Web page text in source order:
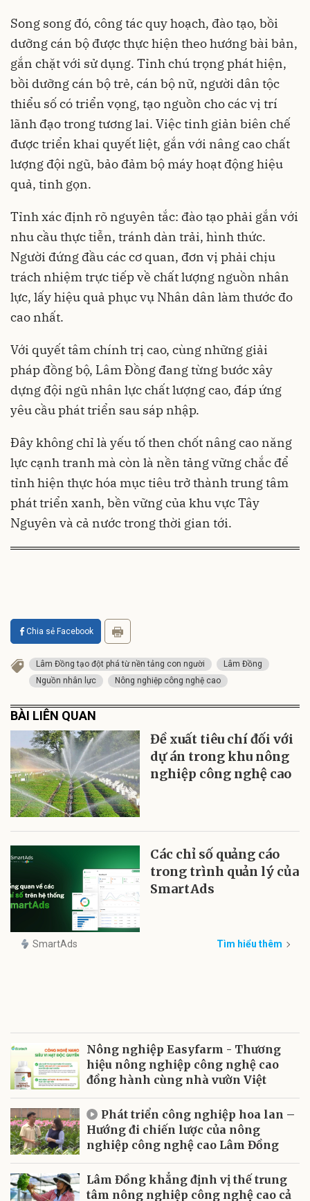
Song song đó, công tác quy hoạch, đào tạo, bồi
dưỡng cán bộ được thực hiện theo hướng bài bản,
gắn chặt với sử dụng. Tỉnh chú trọng phát hiện,
bồi dưỡng cán bộ trẻ, cán bộ nữ, người dân tộc
thiểu số có triển vọng, tạo nguồn cho các vị trí
lãnh đạo trong tương lai. Việc tinh giản biên chế
được triển khai quyết liệt, gắn với nâng cao chất
lượng đội ngũ, bảo đảm bộ máy hoạt động hiệu
quả, tinh gọn.
Tỉnh xác định rõ nguyên tắc: đào tạo phải gắn với
nhu cầu thực tiễn, tránh dàn trải, hình thức.
Người đứng đầu các cơ quan, đơn vị phải chịu
trách nhiệm trực tiếp về chất lượng nguồn nhân
lực, lấy hiệu quả phục vụ Nhân dân làm thước đo
cao nhất.
Với quyết tâm chính trị cao, cùng những giải
pháp đồng bộ, Lâm Đồng đang từng bước xây
dựng đội ngũ nhân lực chất lượng cao, đáp ứng
yêu cầu phát triển sau sáp nhập.
Đây không chỉ là yếu tố then chốt nâng cao năng
lực cạnh tranh mà còn là nền tảng vững chắc để
tỉnh hiện thực hóa mục tiêu trở thành trung tâm
phát triển xanh, bền vững của khu vực Tây
Nguyên và cả nước trong thời gian tới.
Chia sẻ Facebook
Lâm Đồng tạo đột phá từ nền tảng con người
Lâm Đồng
Nguồn nhân lực
Nông nghiệp công nghệ cao
BÀI LIÊN QUAN
Đề xuất tiêu chí đối với
dự án trong khu nông
nghiệp công nghệ cao
Các chỉ số quảng cáo
trong trình quản lý của
SmartAds
SmartAds Tìm hiểu thêm
Nông nghiệp Easyfarm - Thương
hiệu nông nghiệp công nghệ cao
đồng hành cùng nhà vườn Việt
Phát triển công nghiệp hoa lan –
Hướng đi chiến lược của nông
nghiệp công nghệ cao Lâm Đồng
Lâm Đồng khẳng định vị thế trung
tâm nông nghiệp công nghệ cao cả